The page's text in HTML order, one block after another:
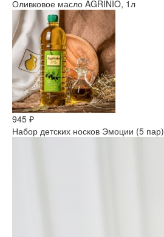
Оливковое масло AGRINIO, 1л
945 ₽
Набор детских носков Эмоции (5 пар)